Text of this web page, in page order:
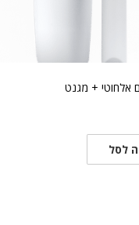
אלחוטי + מגנט
לסל